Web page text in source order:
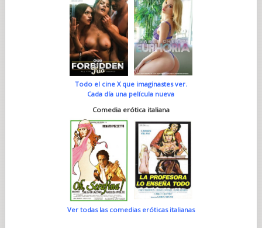
Todo el cine X que imaginastes ver.
Cada día una película nueva
Comedia erótica italiana
Ver todas las comedias eróticas italianas